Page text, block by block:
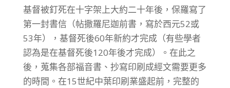
基督被釘死在十字架上大約二十年後，保羅寫了
第一封書信（帖撒羅尼迦前書，寫於西元52或
53年），基督死後60年新約才完成（有些學者
認為是在基督死後120年後才完成）。在此之
後，蒐集各部福音書、抄寫印刷成經文需要更多
的時間。在15世紀中葉印刷業盛起前，完整的